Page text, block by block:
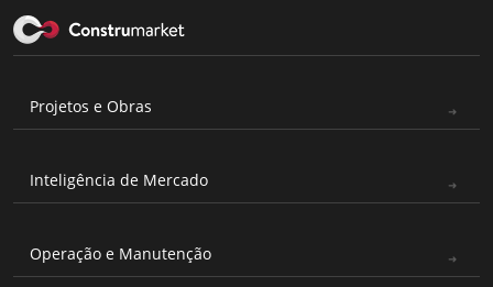
Projetos e Obras
Inteligência de Mercado
Operação e Manutenção